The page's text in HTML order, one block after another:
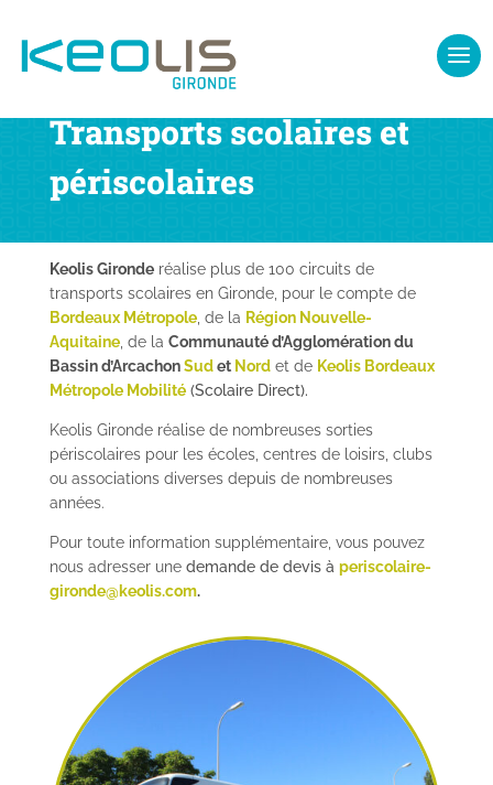
Transports scolaires et
périscolaires
Keolis Gironderéalise plus de 100 circuits de
transports scolaires en Gironde, pour le compte de
Bordeaux Métropole, de la Région Nouvelle-
Aquitaine, de la Communauté d’Agglomération du
Bassin d’ArcachonSudet Nordet de Keolis Bordeaux
Métropole Mobilité(Scolaire Direct).
Keolis Gironde réalise de nombreuses sorties
périscolaires pour les écoles, centres de loisirs, clubs
ou associations diverses depuis de nombreuses
années.
Pour toute information supplémentaire, vous pouvez
nous adresser une demande de devis à periscolaire-
gironde@keolis.com.